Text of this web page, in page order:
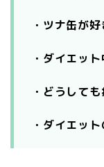
・ツナ缶が
・ダイエッ
・どうして
・ダイエッ